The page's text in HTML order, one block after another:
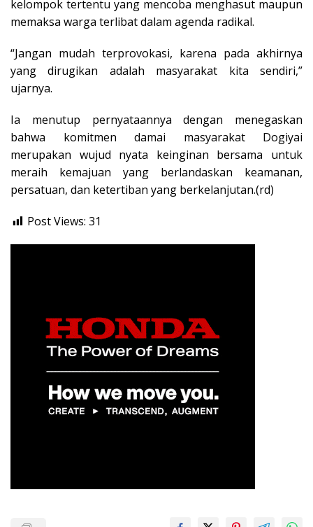
kelompok tertentu yang mencoba menghasut maupun
memaksa warga terlibat dalam agenda radikal.
“Jangan mudah terprovokasi, karena pada akhirnya
yang dirugikan adalah masyarakat kita sendiri,”
ujarnya.
Ia menutup pernyataannya dengan menegaskan
bahwa komitmen damai masyarakat Dogiyai
merupakan wujud nyata keinginan bersama untuk
meraih kemajuan yang berlandaskan keamanan,
persatuan, dan ketertiban yang berkelanjutan.(rd)
Post Views: 31